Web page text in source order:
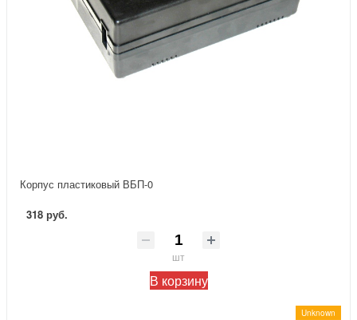
Корпус пластиковый ВБП-0
318 руб.
шт
В корзину
Unknown